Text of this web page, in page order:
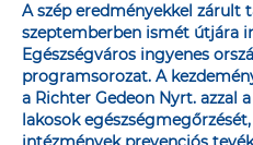
A szép eredményekkel zárult
szeptemberben ismét útjára
Egészségváros ingyenes
programsorozat. A
a Richter Gedeon Nyrt. azzal
lakosok